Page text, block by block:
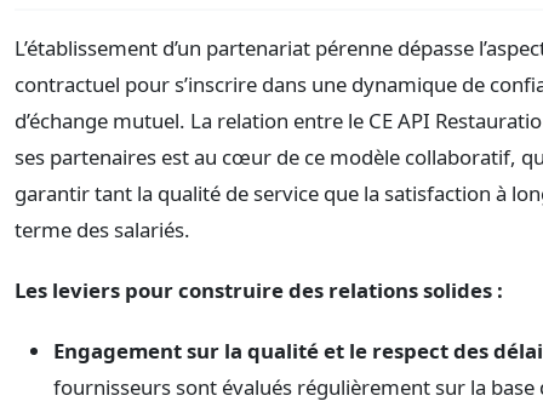
L’établissement d’un partenariat pérenne dépasse
contractuel pour s’inscrire dans une dynamique de
d’échange mutuel. La relation entre le CE API
ses partenaires est au cœur de ce modèle collaboratif,
garantir tant la qualité de service que la satisfaction à
terme des salariés.
Les leviers pour construire des relations solides :
Engagement sur la qualité et le respect des
fournisseurs sont évalués régulièrement sur la base